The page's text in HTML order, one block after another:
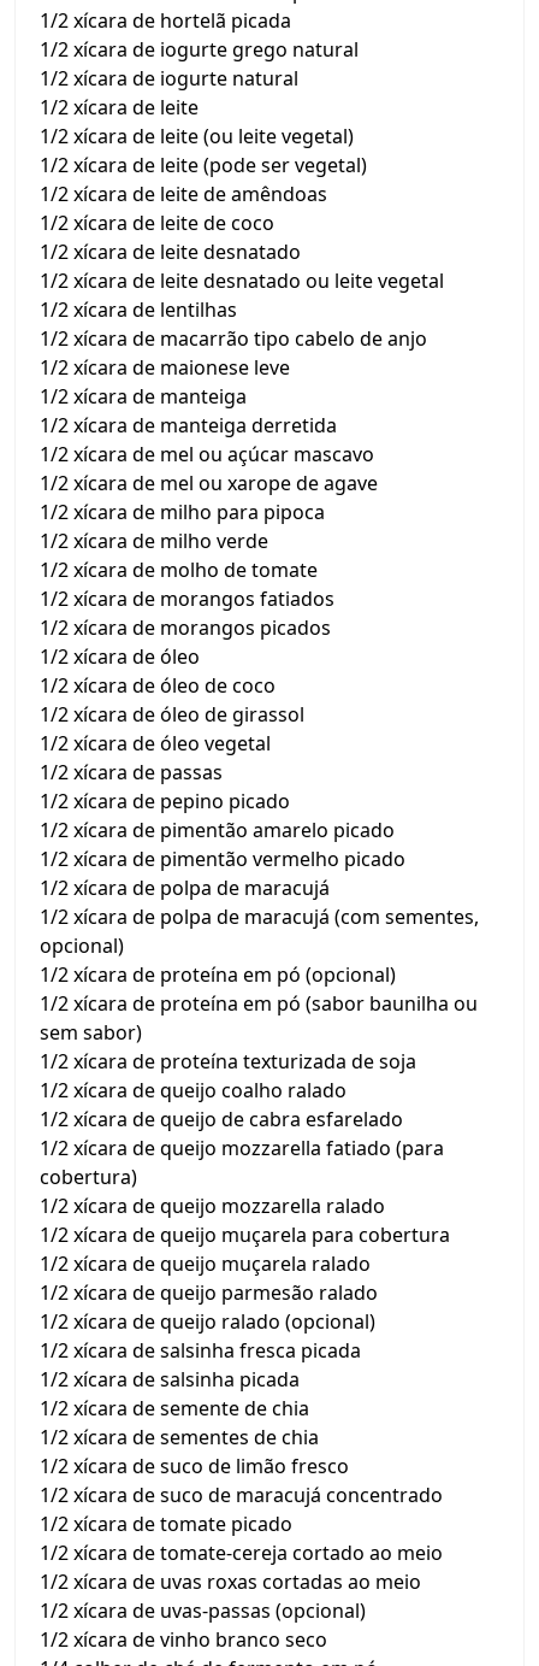
1/2 xícara de hortelã picada
1/2 xícara de iogurte grego natural
1/2 xícara de iogurte natural
1/2 xícara de leite
1/2 xícara de leite (ou leite vegetal)
1/2 xícara de leite (pode ser vegetal)
1/2 xícara de leite de amêndoas
1/2 xícara de leite de coco
1/2 xícara de leite desnatado
1/2 xícara de leite desnatado ou leite vegetal
1/2 xícara de lentilhas
1/2 xícara de macarrão tipo cabelo de anjo
1/2 xícara de maionese leve
1/2 xícara de manteiga
1/2 xícara de manteiga derretida
1/2 xícara de mel ou açúcar mascavo
1/2 xícara de mel ou xarope de agave
1/2 xícara de milho para pipoca
1/2 xícara de milho verde
1/2 xícara de molho de tomate
1/2 xícara de morangos fatiados
1/2 xícara de morangos picados
1/2 xícara de óleo
1/2 xícara de óleo de coco
1/2 xícara de óleo de girassol
1/2 xícara de óleo vegetal
1/2 xícara de passas
1/2 xícara de pepino picado
1/2 xícara de pimentão amarelo picado
1/2 xícara de pimentão vermelho picado
1/2 xícara de polpa de maracujá
1/2 xícara de polpa de maracujá (com sementes,
opcional)
1/2 xícara de proteína em pó (opcional)
1/2 xícara de proteína em pó (sabor baunilha ou
sem sabor)
1/2 xícara de proteína texturizada de soja
1/2 xícara de queijo coalho ralado
1/2 xícara de queijo de cabra esfarelado
1/2 xícara de queijo mozzarella fatiado (para
cobertura)
1/2 xícara de queijo mozzarella ralado
1/2 xícara de queijo muçarela para cobertura
1/2 xícara de queijo muçarela ralado
1/2 xícara de queijo parmesão ralado
1/2 xícara de queijo ralado (opcional)
1/2 xícara de salsinha fresca picada
1/2 xícara de salsinha picada
1/2 xícara de semente de chia
1/2 xícara de sementes de chia
1/2 xícara de suco de limão fresco
1/2 xícara de suco de maracujá concentrado
1/2 xícara de tomate picado
1/2 xícara de tomate-cereja cortado ao meio
1/2 xícara de uvas roxas cortadas ao meio
1/2 xícara de uvas-passas (opcional)
1/2 xícara de vinho branco seco